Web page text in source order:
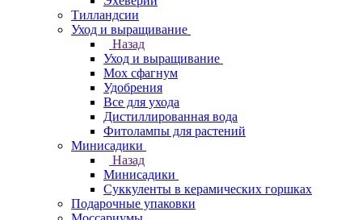
Тилландсии
Уход и выращивание
Назад
Уход и выращивание
Мох сфагнум
Удобрения
Все для ухода
Дистиллированная вода
Фитолампы для растений
Минисадики
Назад
Минисадики
Суккуленты в керамических горшках
Подарочные упаковки